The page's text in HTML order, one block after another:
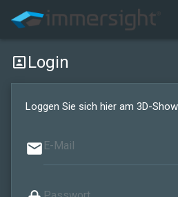
portrait Login
Loggen Sie sich hier am 3D-
email